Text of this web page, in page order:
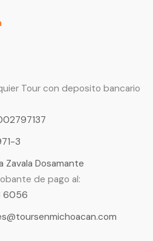
Tour con deposito bancario
3
Zavala Dosamante
de pago al:
6056